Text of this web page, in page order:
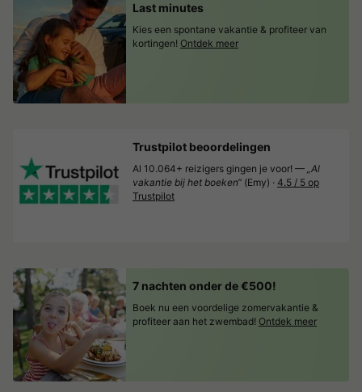
Last minutes
Kies een spontane vakantie & profiteer van
kortingen! Ontdek meer
Trustpilot beoordelingen
Al 10.064+ reizigers gingen je voor! — „Al
vakantie bij het boeken“ (Emy) · 4.5 / 5 op
Trustpilot
7 nachten onder de €500!
Boek nu een voordelige zomervakantie &
profiteer aan het zwembad! Ontdek meer